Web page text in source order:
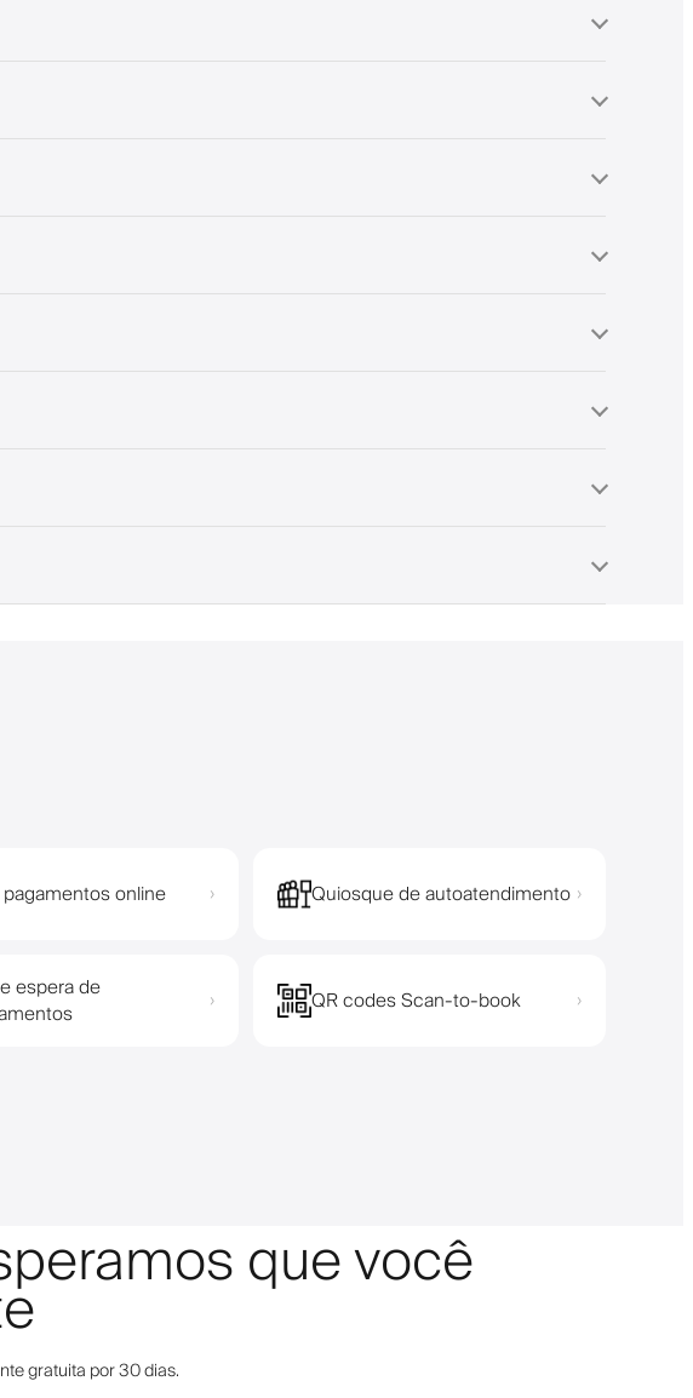
online › Quiosque de autoatendimento ›
espera de
› QR codes Scan-to-book ›
que você
gratuita por 30 dias.